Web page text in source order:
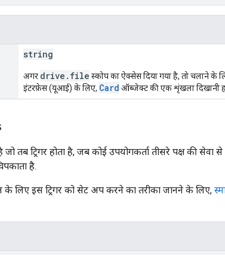
string
अगर drive . file स्कोप का ऐक्सेस दिया गया है, तो चलाने
इंटरफ़ेस (यूआई) के लिए, Card ऑब्जेक्ट की एक शृंखला दिखानी
जो तब ट्रिगर होता है, जब कोई उपयोगकर्ता तीसरे पक्ष की
है.
लिए इस ट्रिगर को सेट अप करने का तरीका जानने के लिए,